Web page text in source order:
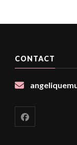
CONTACT